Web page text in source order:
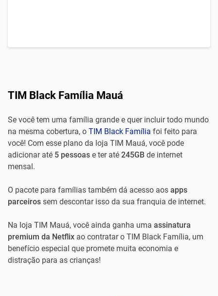
TIM Black Família Mauá
Se você tem uma família grande e quer incluir todo mundo
na mesma cobertura, o TIM Black Família foi feito para
você! Com esse plano da loja TIM Mauá, você pode
adicionar até 5 pessoas e ter até 245GB de internet
mensal.
O pacote para famílias também dá acesso aos apps
parceiros sem descontar isso da sua franquia de internet.
Na loja TIM Mauá, você ainda ganha uma assinatura
premium da Netflix ao contratar o TIM Black Família, um
benefício especial que promete muita economia e
distração para as crianças!